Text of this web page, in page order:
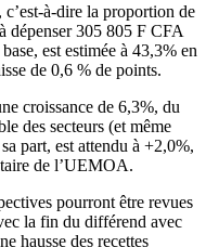
c’est-à-dire la proportion de
dépenser 305 805 F CFA
est estimée à 43,3% en
de 0,6 % de points.
croissance de 6,3%, du
des secteurs (et même
part, est attendu à +2,0%,
de l’UEMOA.
pourront être revues
la fin du différend avec
hausse des recettes